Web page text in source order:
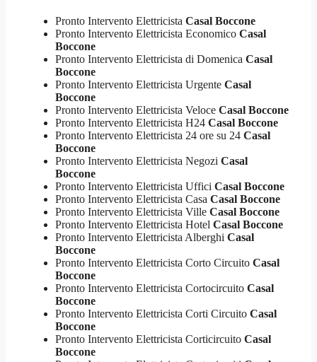
Pronto Intervento Elettricista Casal Boccone
Pronto Intervento Elettricista Economico Casal
Boccone
Pronto Intervento Elettricista di Domenica Casal
Boccone
Pronto Intervento Elettricista Urgente Casal
Boccone
Pronto Intervento Elettricista Veloce Casal Boccone
Pronto Intervento Elettricista H24 Casal Boccone
Pronto Intervento Elettricista 24 ore su 24 Casal
Boccone
Pronto Intervento Elettricista Negozi Casal
Boccone
Pronto Intervento Elettricista Uffici Casal Boccone
Pronto Intervento Elettricista Casa Casal Boccone
Pronto Intervento Elettricista Ville Casal Boccone
Pronto Intervento Elettricista Hotel Casal Boccone
Pronto Intervento Elettricista Alberghi Casal
Boccone
Pronto Intervento Elettricista Corto Circuito Casal
Boccone
Pronto Intervento Elettricista Cortocircuito Casal
Boccone
Pronto Intervento Elettricista Corti Circuito Casal
Boccone
Pronto Intervento Elettricista Corticircuito Casal
Boccone